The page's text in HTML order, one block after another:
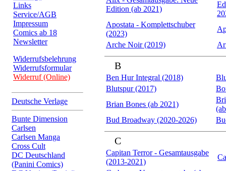
Links
Service/AGB
Impressum
Comics ab 18
Newsletter
Widerrufsbelehrung
Widerrufsformular
Widerruf (Online)
Deutsche Verlage
Bunte Dimension
Carlsen
Carlsen Manga
Cross Cult
DC Deutschland
(Panini Comics)
Edition (ab 2021)
Apostata - Komplettschuber
(2023)
Arche Noir (2019)
B
Ben Hur Integral (2018)
Blutspur (2017)
Brian Bones (ab 2021)
Bud Broadway (2020-2026)
C
Capitan Terror - Gesamtausgabe
(2013-2021)